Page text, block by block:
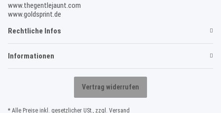
www.thegentlejaunt.com
www.goldsprint.de
Rechtliche Infos
Informationen
Vertrag widerrufen
* Alle Preise inkl. gesetzlicher USt., zzgl. Versand